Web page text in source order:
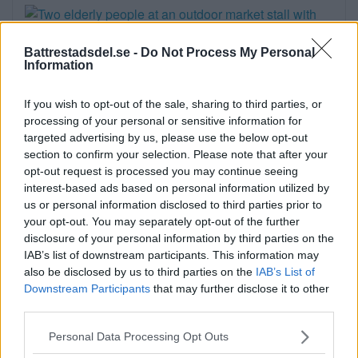
Battrestadsdel.se - Do Not Process My Personal
Information
If you wish to opt-out of the sale, sharing to third parties, or
processing of your personal or sensitive information for
targeted advertising by us, please use the below opt-out
section to confirm your selection. Please note that after your
opt-out request is processed you may continue seeing
interest-based ads based on personal information utilized by
us or personal information disclosed to third parties prior to
your opt-out. You may separately opt-out of the further
disclosure of your personal information by third parties on the
IAB’s list of downstream participants. This information may
also be disclosed by us to third parties on the IAB’s List of
Downstream Participants that may further disclose it to other
Please note that this website/app uses one or more Google
Personal Data Processing Opt Outs
Sommartorget i Älvsjö
öppnar: Familjärt
På måndagseftermiddagen öppnade
aktiviteterna på Älvsjö torg. Artisten […]
Publicerad 16:23, 3 augusti 2026
Flydde i kajak – greps
På söndagsmorgonen följde polisen en man
på Långsjön […]
Publicerad 13:35, 2 augusti 2026